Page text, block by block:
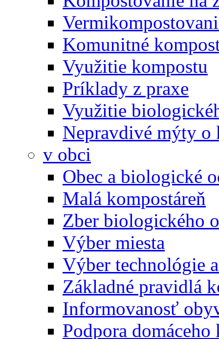
Komunitné
Využitie kompostu
Príklady z praxe
Využitie
Nepravdivé mýty o
v obci
Obec a biologické
Malá kompostáreň
Zber biologického
Výber miesta
Výber technológie
Základné pravidlá
Informovanosť
Podpora